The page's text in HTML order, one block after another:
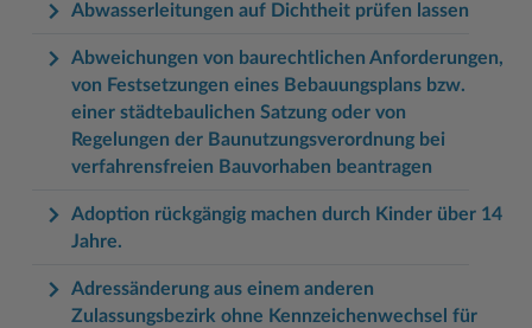
Abwasserleitungen auf Dichtheit prüfen lassen
Abweichungen von baurechtlichen Anforderungen,
von Festsetzungen eines Bebauungsplans bzw.
einer städtebaulichen Satzung oder von
Regelungen der Baunutzungsverordnung bei
verfahrensfreien Bauvorhaben beantragen
Adoption rückgängig machen durch Kinder über 14
Jahre.
Adressänderung aus einem anderen
Zulassungsbezirk ohne Kennzeichenwechsel für